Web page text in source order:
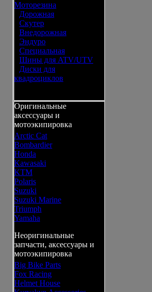
Моторезина
Дорожная
Скутер
Внедорожная
Эндуро
Специальная
Шины для ATV/UTV
Диски для
квадроциклов
Оригинальные
аксессуары и
мотоэкипировка
Arctic Cat
Bombardier
Honda
Kawasaki
KTM
Polaris
Suzuki
Suzuki Marine
Triumph
Yamaha
Неоригинальные
запчасти, аксессуары и
мотоэкипировка
Big Bike Parts
Fox Racing
Helmet House